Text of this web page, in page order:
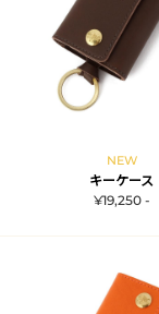
NEW
キーケース
¥19,250 -